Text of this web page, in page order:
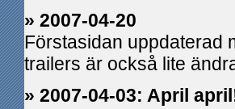
» 2007-04-20
Förstasidan uppdaterad
trailers är också lite
» 2007-04-03: April